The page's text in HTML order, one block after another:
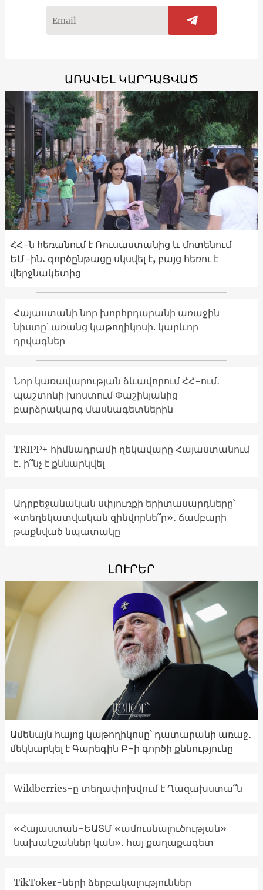
ԱՌԱՎԵԼ ԿԱՐԴԱՑՎԱԾ
ՀՀ-ն հեռանում է Ռուսաստանից և մոտենում
ԵՄ-ին. գործընթացը սկսվել է, բայց հեռու է
վերջնակետից
Հայաստանի նոր խորհրդարանի առաջին
նիստը՝ առանց կաթողիկոսի. կարևոր
դրվագներ
Նոր կառավարության ձևավորում ՀՀ-ում․
պաշտոնի խոստում Փաշինյանից
բարձրակարգ մասնագետներին
TRIPP+ հիմնադրամի ղեկավարը Հայաստանում
է․ ի՞նչ է քննարկվել
Ադրբեջանական սփյուռքի երիտասարդները՝
«տեղեկատվական զինվորնե՞ր»․ ճամբարի
թաքնված նպատակը
ԼՈՒՐԵՐ
Ամենայն հայոց կաթողիկոսը՝ դատարանի առաջ․
մեկնարկել է Գարեգին Բ-ի գործի քննությունը
Wildberries-ը տեղափոխվում է Ղազախստա՞ն
«Հայաստան-ԵԱՏՄ «ամուսնալուծության»
նախանշաններ կան»․ հայ քաղաքագետ
TikToker-ների ձերբակալություններ